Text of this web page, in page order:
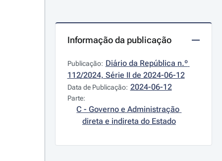
Informação da publicação
Publicação: Diário da República n.º
112/2024, Série II de 2024-06-12
Data de Publicação: 2024-06-12
Parte:
C - Governo e Administração
direta e indireta do Estado